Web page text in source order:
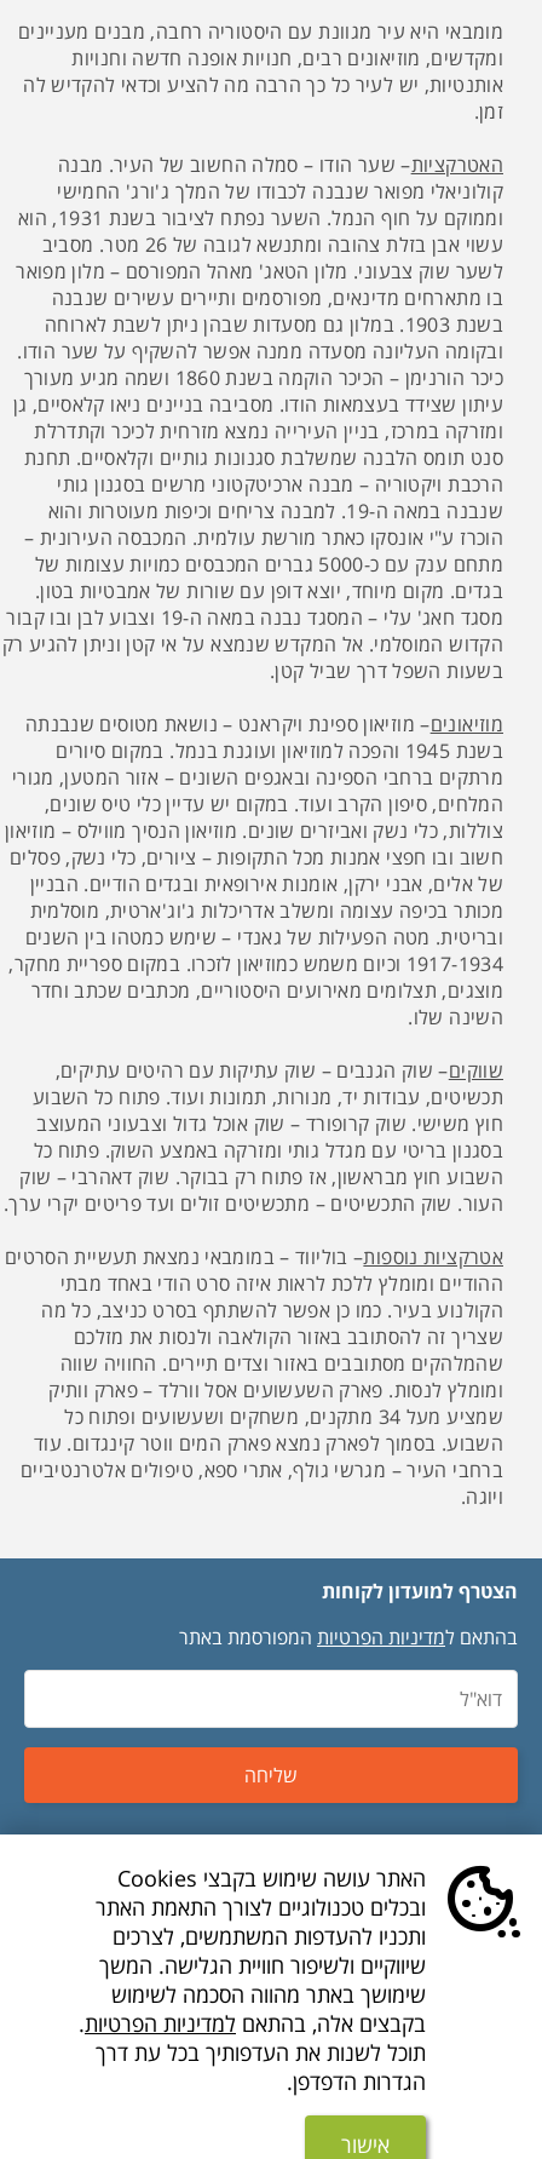
מומבאי היא עיר מגוונת עם היסטוריה רחבה, מבנים מעניינים
ומקדשים, מוזיאונים רבים, חנויות אופנה חדשה וחנויות
אותנטיות, יש לעיר כל כך הרבה מה להציע וכדאי להקדיש לה
זמן.
האטרקציות– שער הודו – סמלה החשוב של העיר. מבנה
קולוניאלי מפואר שנבנה לכבודו של המלך ג'ורג' החמישי
וממוקם על חוף הנמל. השער נפתח לציבור בשנת 1931, הוא
עשוי אבן בזלת צהובה ומתנשא לגובה של 26 מטר. מסביב
לשער שוק צבעוני. מלון הטאג' מאהל המפורסם – מלון מפואר
בו מתארחים מדינאים, מפורסמים ותיירים עשירים שנבנה
בשנת 1903. במלון גם מסעדות שבהן ניתן לשבת לארוחה
ובקומה העליונה מסעדה ממנה אפשר להשקיף על שער הודו.
כיכר הורנימן – הכיכר הוקמה בשנת 1860 ושמה מגיע מעורך
עיתון שצידד בעצמאות הודו. מסביבה בניינים ניאו קלאסיים, גן
ומזרקה במרכז, בניין העירייה נמצא מזרחית לכיכר וקתדרלת
סנט תומס הלבנה שמשלבת סגנונות גותיים וקלאסיים. תחנת
הרכבת ויקטוריה – מבנה ארכיטקטוני מרשים בסגנון גותי
שנבנה במאה ה-19. למבנה צריחים וכיפות מעוטרות והוא
הוכרז ע"י אונסקו כאתר מורשת עולמית. המכבסה העירונית –
מתחם ענק עם כ-5000 גברים המכבסים כמויות עצומות של
בגדים. מקום מיוחד, יוצא דופן עם שורות של אמבטיות בטון.
מסגד חאג' עלי – המסגד נבנה במאה ה-19 וצבוע לבן ובו קבור
הקדוש המוסלמי. אל המקדש שנמצא על אי קטן וניתן להגיע רק
בשעות השפל דרך שביל קטן.
מוזיאונים– מוזיאון ספינת ויקראנט – נושאת מטוסים שנבנתה
בשנת 1945 והפכה למוזיאון ועוגנת בנמל. במקום סיורים
מרתקים ברחבי הספינה ובאגפים השונים – אזור המטען, מגורי
המלחים, סיפון הקרב ועוד. במקום יש עדיין כלי טיס שונים,
צוללות, כלי נשק ואביזרים שונים. מוזיאון הנסיך מווילס – מוזיאון
חשוב ובו חפצי אמנות מכל התקופות – ציורים, כלי נשק, פסלים
של אלים, אבני ירקן, אומנות אירופאית ובגדים הודיים. הבניין
מכותר בכיפה עצומה ומשלב אדריכלות ג'וג'ארטית, מוסלמית
ובריטית. מטה הפעילות של גאנדי – שימש כמטהו בין השנים
1917-1934 וכיום משמש כמוזיאון לזכרו. במקום ספריית מחקר,
מוצגים, תצלומים מאירועים היסטוריים, מכתבים שכתב וחדר
השינה שלו.
שווקים– שוק הגנבים – שוק עתיקות עם רהיטים עתיקים,
תכשיטים, עבודות יד, מנורות, תמונות ועוד. פתוח כל השבוע
חוץ משישי. שוק קרופורד – שוק אוכל גדול וצבעוני המעוצב
בסגנון בריטי עם מגדל גותי ומזרקה באמצע השוק. פתוח כל
השבוע חוץ מבראשון, אז פתוח רק בבוקר. שוק דאהרבי – שוק
העור. שוק התכשיטים – מתכשיטים זולים ועד פריטים יקרי ערך.
אטרקציות נוספות– בוליווד – במומבאי נמצאת תעשיית הסרטים
ההודיים ומומלץ ללכת לראות איזה סרט הודי באחד מבתי
הקולנוע בעיר. כמו כן אפשר להשתתף בסרט כניצב, כל מה
שצריך זה להסתובב באזור הקולאבה ולנסות את מזלכם
שהמלהקים מסתובבים באזור וצדים תיירים. החוויה שווה
ומומלץ לנסות. פארק השעשועים אסל וורלד – פארק וותיק
שמציע מעל 34 מתקנים, משחקים ושעשועים ופתוח כל
השבוע. בסמוך לפארק נמצא פארק המים ווטר קינגדום. עוד
ברחבי העיר – מגרשי גולף, אתרי ספא, טיפולים אלטרנטיביים
ויוגה.
הצטרף למועדון לקוחות
בהתאם למדיניות הפרטיות המפורסמת באתר
שליחה
טיסות זולות
טיסות לואו קוסט
דילים לואו קוסט
חברות תעופה
חבילות נופש זולות
האתר עושה שימוש בקבצי Cookies
ובכלים טכנולוגיים לצורך התאמת האתר
ותכניו להעדפות המשתמשים, לצרכים
שיווקיים ולשיפור חוויית הגלישה. המשך
שימושך באתר מהווה הסכמה לשימוש
בקבצים אלה, בהתאם למדיניות הפרטיות.
תוכל לשנות את העדפותיך בכל עת דרך
הגדרות הדפדפן.
אישור